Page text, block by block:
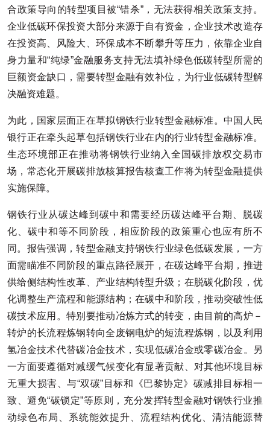
合政策导向的转型项目被“错杀”，无法获得相关政策支持。
企业低碳环保投资大部分来源于自有资金，企业技术改造存
在投资高、风险大、环保成本不断攀升等压力，依靠企业自
身力量和“纯绿”金融服务支持无法填补绿色低碳转型所需的
巨额资金缺口，需要转型金融有效补位，为行业低碳转型解
决融资难题。
为此，国家层面正在草拟钢铁行业转型金融标准。中国人民
银行正在牵头起草包括钢铁行业在内的行业转型金融标准。
生态环境部正在推动将钢铁行业纳入全国碳排放权交易市
场，常态化开展碳排放核算报告核查工作将为转型金融提供
实施保障。
钢铁行业从碳达峰到碳中和需要经历碳达峰平台期、脱碳
化、碳中和等不同阶段，相应阶段的政策重心也应有所不
同。报告强调，转型金融支持钢铁行业绿色低碳发展，一方
面需瞄准不同阶段的重点路径展开，在碳达峰平台期，推进
供给侧结构性改革、产业结构转型升级；在脱碳化阶段，优
化调整生产流程和能源结构；在碳中和阶段，推动突破性低
碳技术应用。特别要推动冶炼方式的转变，由目前的高炉－
转炉的长流程炼钢转向全废钢电炉的短流程炼钢，以及利用
氢冶金技术代替碳冶金技术，实现低碳冶金或零碳冶金。另
一方面要遵循对减缓气候变化有显著贡献、对其他环境目标
无重大损害、与“双碳”目标和《巴黎协定》碳减排目标相一
致、避免“碳锁定”等原则，充分发挥转型金融对钢铁行业推
动绿色布局、系统能效提升、流程结构优化、清洁能源替